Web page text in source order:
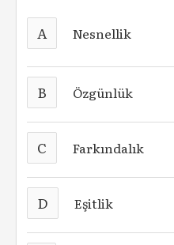
A Nesnellik
B Özgünlük
C Farkındalık
D Eşitlik